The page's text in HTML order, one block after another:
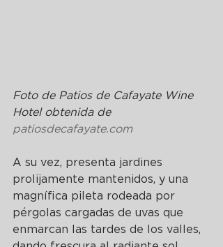
Foto de Patios de Cafayate Wine
Hotel obtenida de
patiosdecafayate.com
A su vez, presenta jardines
prolijamente mantenidos, y una
magnífica pileta rodeada por
pérgolas cargadas de uvas que
enmarcan las tardes de los valles,